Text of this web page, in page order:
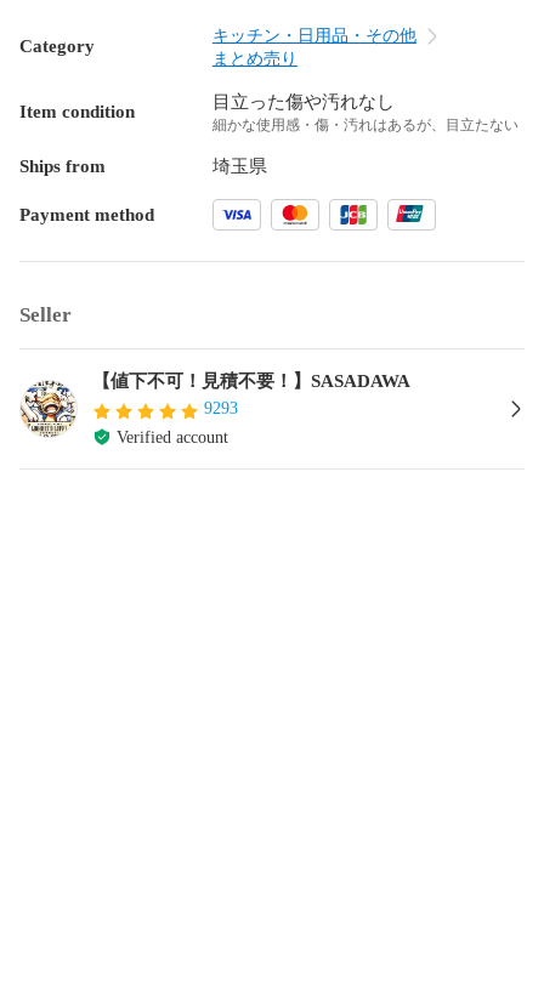
Category
キッチン・日用品・その他
まとめ売り
Item condition 目立った傷や汚れなし
細かな使用感・傷・汚れはあるが、目立たない
Ships from 埼玉県
Payment method
Seller
【値下不可！見積不要！】SASADAWA
9293
Verified account